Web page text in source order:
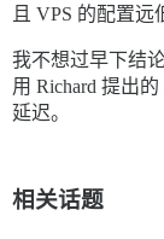
且 VPS 的配置远
我不想过早下结
用 Richard 提出的
延迟。
相关话题